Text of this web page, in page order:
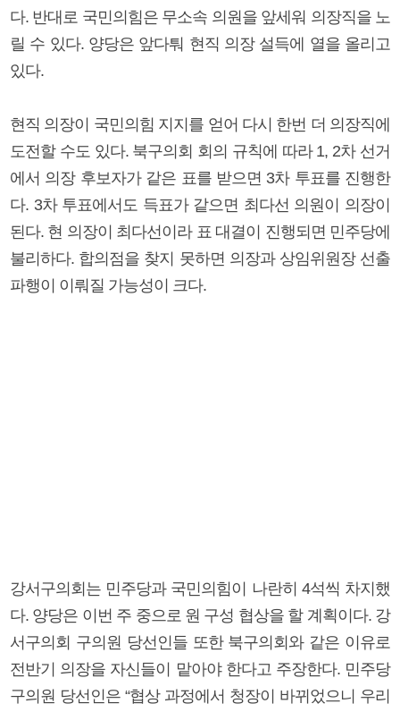
다. 반대로 국민의힘은 무소속 의원을 앞세워 의장직을 노
릴 수 있다. 양당은 앞다퉈 현직 의장 설득에 열을 올리고
있다.
현직 의장이 국민의힘 지지를 얻어 다시 한번 더 의장직에
도전할 수도 있다. 북구의회 회의 규칙에 따라 1, 2차 선거
에서 의장 후보자가 같은 표를 받으면 3차 투표를 진행한
다. 3차 투표에서도 득표가 같으면 최다선 의원이 의장이
된다. 현 의장이 최다선이라 표 대결이 진행되면 민주당에
불리하다. 합의점을 찾지 못하면 의장과 상임위원장 선출
파행이 이뤄질 가능성이 크다.
강서구의회는 민주당과 국민의힘이 나란히 4석씩 차지했
다. 양당은 이번 주 중으로 원 구성 협상을 할 계획이다. 강
서구의회 구의원 당선인들 또한 북구의회와 같은 이유로
전반기 의장을 자신들이 맡아야 한다고 주장한다. 민주당
구의원 당선인은 “협상 과정에서 청장이 바뀌었으니 우리